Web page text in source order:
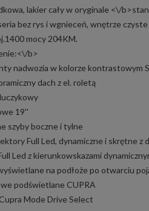
lakier cały w oryginale <\/
bez rys i wgnieceń, wnętrze
mocy 204KM.
b>
nadwozia w kolorze kontrastowym
dach z el. roletą
19''
szyby boczne i tylne
Full Led, dynamiczne i skrętne z
Led z kierunkowskazami
na podłoże po otwarciu
podświetlane CUPRA
Mode Drive Select